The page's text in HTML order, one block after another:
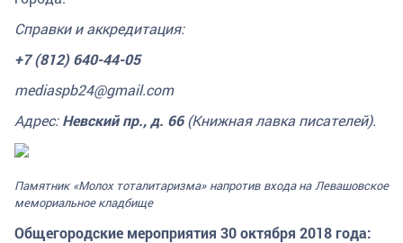
Справки и аккредитация:
+7 (812) 640-44-05
mediaspb24@gmail.com
Адрес:Невский пр., д. 66(Книжная лавка писателей).
Памятник «Молох тоталитаризма» напротив входа на Левашовское
мемориальное кладбище
Общегородские мероприятия 30 октября 2018 года: